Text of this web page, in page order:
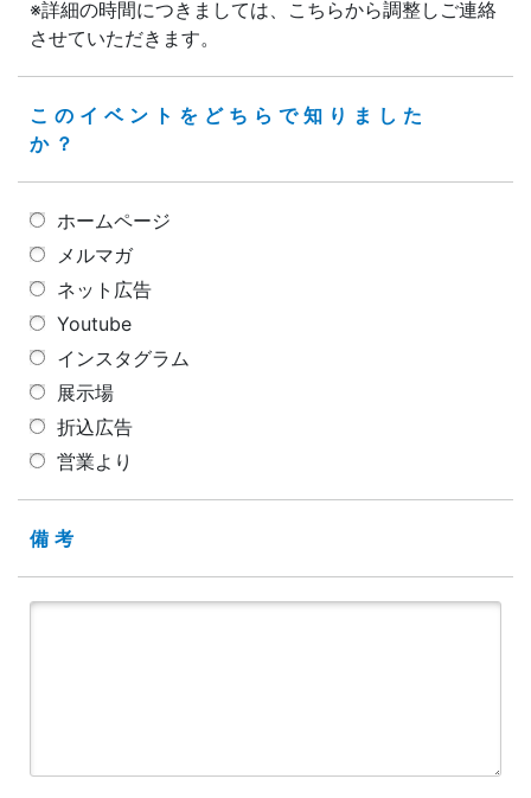
※詳細の時間につきましては、こちらから調整しご連絡
させていただきます。
このイベントをどちらで知りました
か？
ホームページ
メルマガ
ネット広告
Youtube
インスタグラム
展示場
折込広告
営業より
備考